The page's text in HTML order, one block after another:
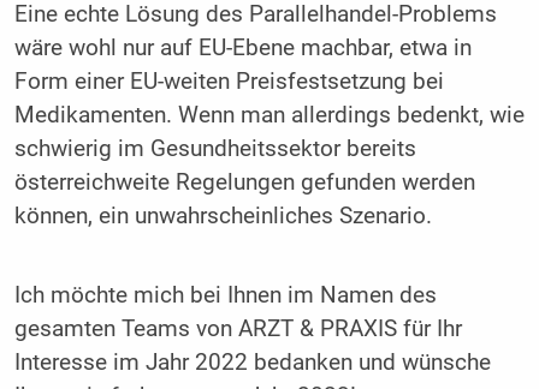
Eine echte Lösung des Parallelhandel-Problems
wäre wohl nur auf EU-Ebene machbar, etwa in
Form einer EU-weiten Preisfestsetzung bei
Medikamenten. Wenn man allerdings bedenkt, wie
schwierig im Gesundheitssektor bereits
österreichweite Regelungen gefunden werden
können, ein unwahrscheinliches Szenario.
Ich möchte mich bei Ihnen im Namen des
gesamten Teams von ARZT & PRAXIS für Ihr
Interesse im Jahr 2022 bedanken und wünsche